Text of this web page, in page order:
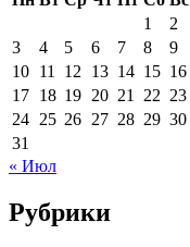
1
2
3
4 5 6 7 8
9
10 11 12 13 14 15 16
17 18 19 20 21 22 23
24 25 26 27 28 29 30
31
« Июл
Рубрики